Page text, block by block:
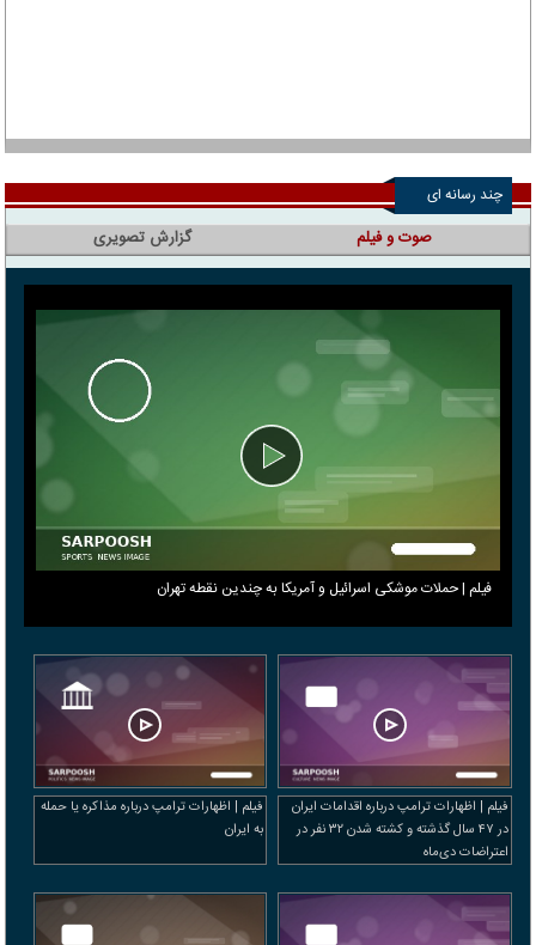
چند رسانه ای
صوت و فیلم
فیلم | حملات موشکی اسرائیل و آمریکا به چندین نقطه تهران
فیلم | اظهارات ترامپ درباره اقدامات ایران
در ۴۷ سال گذشته و کشته شدن ۳۲ نفر در
اعتراضات دی‌ماه
فیلم | اظهارات ترامپ درباره مذاکره یا حمله
به ایران
گزارش تصویری